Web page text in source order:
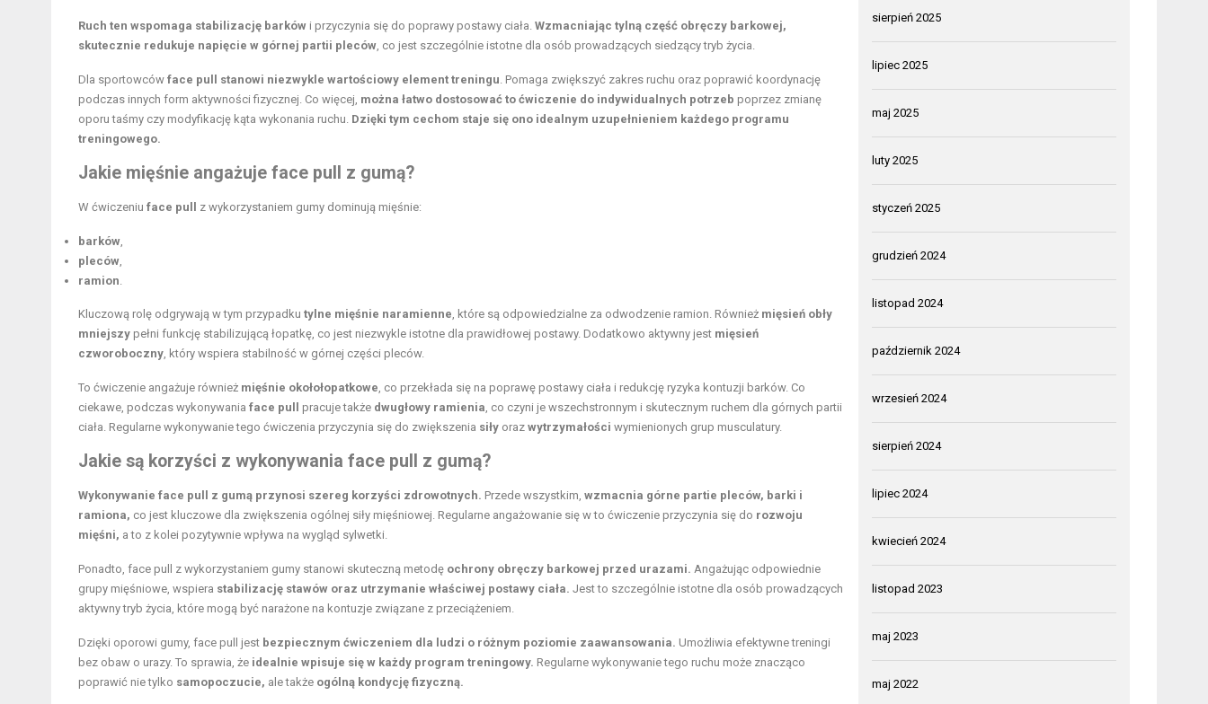
Ruch ten wspomaga stabilizację barków i przyczynia się do poprawy postawy ciała. Wzmacniając tylną część obręczy barkowej,
skutecznie redukuje napięcie w górnej partii pleców , co jest szczególnie istotne dla osób prowadzących siedzący tryb życia.
Dla sportowców face pull stanowi niezwykle wartościowy element treningu . Pomaga zwiększyć zakres ruchu oraz poprawić koordynację
podczas innych form aktywności fizycznej. Co więcej, można łatwo dostosować to ćwiczenie do indywidualnych potrzeb poprzez zmianę
oporu taśmy czy modyfikację kąta wykonania ruchu. Dzięki tym cechom staje się ono idealnym uzupełnieniem każdego programu
treningowego.
Jakie mięśnie angażuje face pull z gumą?
W ćwiczeniu face pull z wykorzystaniem gumy dominują mięśnie:
barków
pleców
ramion
Kluczową rolę odgrywają w tym przypadku tylne mięśnie naramienne , które są odpowiedzialne za odwodzenie ramion. Również mięsień obły
mniejszy pełni funkcję stabilizującą łopatkę, co jest niezwykle istotne dla prawidłowej postawy. Dodatkowo aktywny jest mięsień
czworoboczny , który wspiera stabilność w górnej części pleców.
To ćwiczenie angażuje również mięśnie okołołopatkowe , co przekłada się na poprawę postawy ciała i redukcję ryzyka kontuzji barków. Co
ciekawe, podczas wykonywania face pull pracuje także dwugłowy ramienia , co czyni je wszechstronnym i skutecznym ruchem dla górnych partii
ciała. Regularne wykonywanie tego ćwiczenia przyczynia się do zwiększenia siły oraz wytrzymałości wymienionych grup musculatury.
Jakie są korzyści z wykonywania face pull z gumą?
Wykonywanie face pull z gumą przynosi szereg korzyści zdrowotnych. Przede wszystkim, wzmacnia górne partie pleców, barki i
ramiona, co jest kluczowe dla zwiększenia ogólnej siły mięśniowej. Regularne angażowanie się w to ćwiczenie przyczynia się do rozwoju
mięśni, a to z kolei pozytywnie wpływa na wygląd sylwetki.
Ponadto, face pull z wykorzystaniem gumy stanowi skuteczną metodę ochrony obręczy barkowej przed urazami. Angażując odpowiednie
grupy mięśniowe, wspiera stabilizację stawów oraz utrzymanie właściwej postawy ciała. Jest to szczególnie istotne dla osób prowadzących
aktywny tryb życia, które mogą być narażone na kontuzje związane z przeciążeniem.
Dzięki oporowi gumy, face pull jest bezpiecznym ćwiczeniem dla ludzi o różnym poziomie zaawansowania. Umożliwia efektywne treningi
bez obaw o urazy. To sprawia, że idealnie wpisuje się w każdy program treningowy. Regularne wykonywanie tego ruchu może znacząco
poprawić nie tylko samopoczucie, ale także ogólną kondycję fizyczną.
sierpień 2025
lipiec 2025
maj 2025
luty 2025
styczeń 2025
grudzień 2024
listopad 2024
październik 2024
wrzesień 2024
sierpień 2024
lipiec 2024
kwiecień 2024
listopad 2023
maj 2023
maj 2022